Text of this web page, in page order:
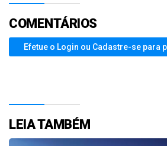
COMENTÁRIOS
Efetue o Login ou Cadastre-se para
LEIA TAMBÉM